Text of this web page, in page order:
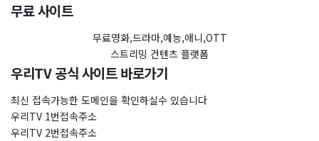
무료 사이트
무료영화,드라마,예능,애니,OTT
스트리밍 컨텐츠 플랫폼
우리TV 공식 사이트 바로가기
최신 접속가능한 도메인을 확인하실수 있습니다
우리TV 1번접속주소
우리TV 2번접속주소